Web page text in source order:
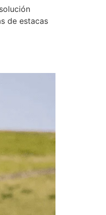
de estacas